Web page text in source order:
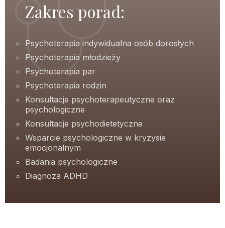
Zakres porad:
Psychoterapia indywidualna osób dorosłych
Psychoterapia młodzieży
Psychoterapia par
Psychoterapia rodzin
Konsultacje psychoterapeutyczne oraz
psychologiczne
Konsultacje psychodietetyczne
Wsparcie psychologiczne w kryzysie
emocjonalnym
Badania psychologiczne
Diagnoza ADHD